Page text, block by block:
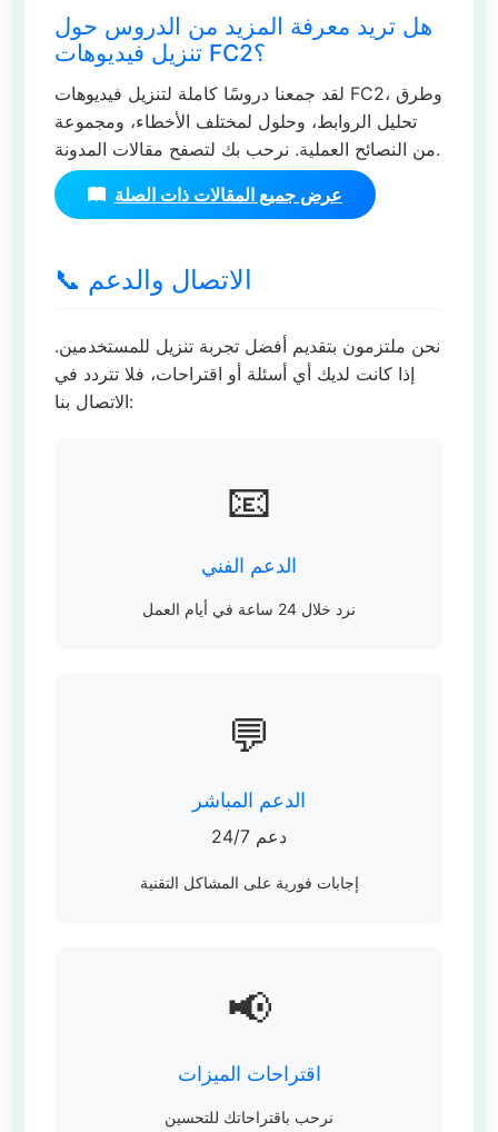
هل تريد معرفة المزيد من الدروس حول
تنزيل فيديوهات FC2؟
لقد جمعنا دروسًا كاملة لتنزيل فيديوهات FC2، وطرق
تحليل الروابط، وحلول لمختلف الأخطاء، ومجموعة
من النصائح العملية. نرحب بك لتصفح مقالات المدونة.
عرض جميع المقالات ذات الصلة
📞 الاتصال والدعم
نحن ملتزمون بتقديم أفضل تجربة تنزيل للمستخدمين.
إذا كانت لديك أي أسئلة أو اقتراحات، فلا تتردد في
الاتصال بنا:
📧
الدعم الفني
نرد خلال 24 ساعة في أيام العمل
💬
الدعم المباشر
دعم 24/7
إجابات فورية على المشاكل التقنية
📢
اقتراحات الميزات
نرحب باقتراحاتك للتحسين